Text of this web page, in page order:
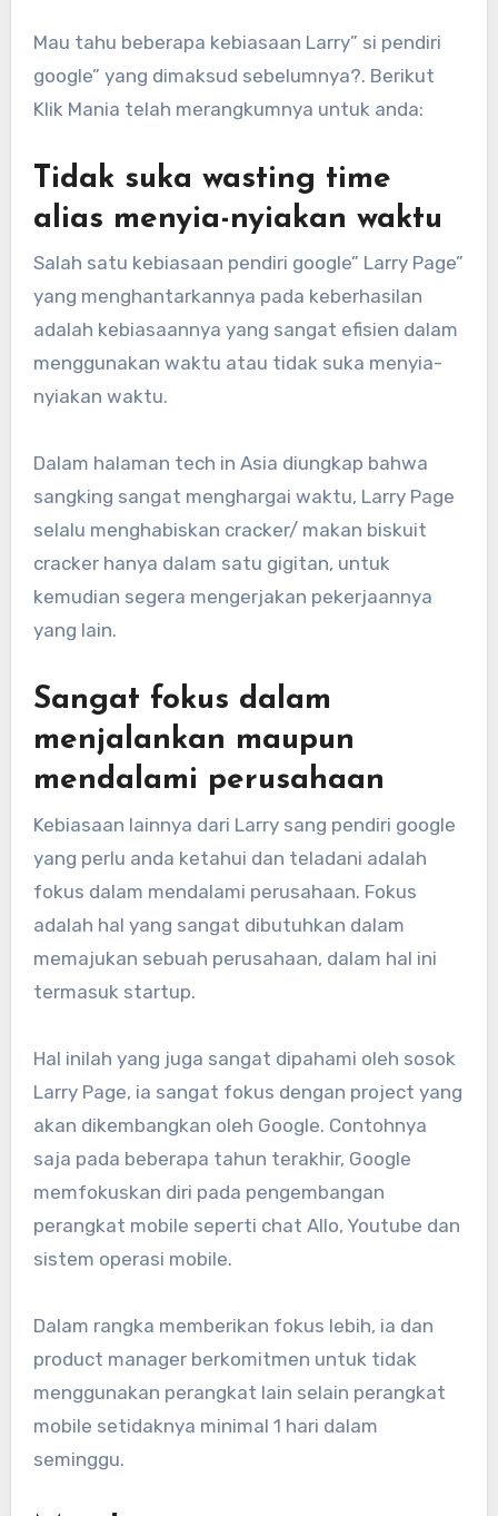
Mau tahu beberapa kebiasaan Larry” si pendiri
google” yang dimaksud sebelumnya?. Berikut
Klik Mania telah merangkumnya untuk anda:
Tidak suka wasting time
alias menyia-nyiakan waktu
Salah satu kebiasaan pendiri google” Larry Page”
yang menghantarkannya pada keberhasilan
adalah kebiasaannya yang sangat efisien dalam
menggunakan waktu atau tidak suka menyia-
nyiakan waktu.
Dalam halaman tech in Asia diungkap bahwa
sangking sangat menghargai waktu, Larry Page
selalu menghabiskan cracker/ makan biskuit
cracker hanya dalam satu gigitan, untuk
kemudian segera mengerjakan pekerjaannya
yang lain.
Sangat fokus dalam
menjalankan maupun
mendalami perusahaan
Kebiasaan lainnya dari Larry sang pendiri google
yang perlu anda ketahui dan teladani adalah
fokus dalam mendalami perusahaan. Fokus
adalah hal yang sangat dibutuhkan dalam
memajukan sebuah perusahaan, dalam hal ini
termasuk startup.
Hal inilah yang juga sangat dipahami oleh sosok
Larry Page, ia sangat fokus dengan project yang
akan dikembangkan oleh Google. Contohnya
saja pada beberapa tahun terakhir, Google
memfokuskan diri pada pengembangan
perangkat mobile seperti chat Allo, Youtube dan
sistem operasi mobile.
Dalam rangka memberikan fokus lebih, ia dan
product manager berkomitmen untuk tidak
menggunakan perangkat lain selain perangkat
mobile setidaknya minimal 1 hari dalam
seminggu.